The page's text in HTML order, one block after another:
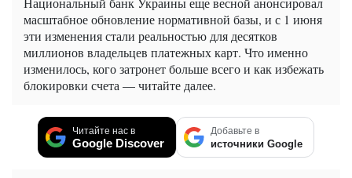
масштабное обновление нормативной базы, и с 1 июня
эти изменения стали реальностью для десятков
миллионов владельцев платежных карт. Что именно
изменилось, кого затронет больше всего и как избежать
блокировки счета — читайте далее.
Читайте нас в
Google Discover
Добавьте в
источники Google